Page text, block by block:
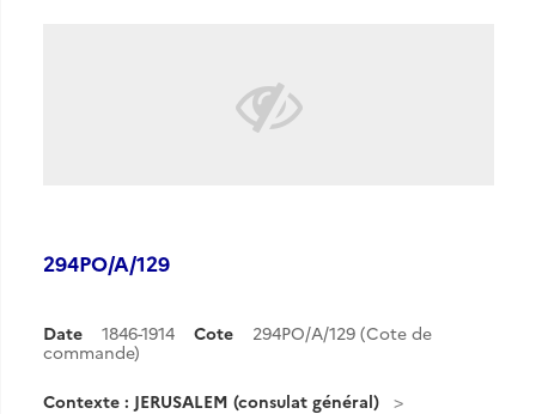
294PO/A/129
Date 1846-1914 Cote
294PO/A/129 (Cote de
commande)
Contexte : JERUSALEM (consulat général)